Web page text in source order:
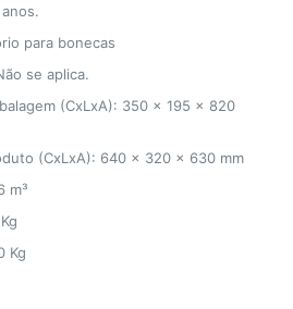
para bonecas
se aplica.
(CxLxA): 350 x 195 x 820
(CxLxA): 640 x 320 x 630 mm
m³
Kg